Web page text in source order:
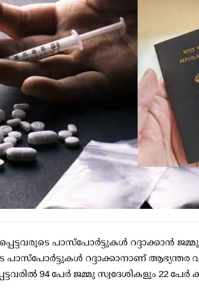
പാസ്പോര്‍ട്ടുകള്‍ റദ്ദാക്കാന്‍
പാസ്പോര്‍ട്ടുകള്‍ റദ്ദാക്കാനാണ്
94 പേര്‍ ജമ്മു സ്വദേശികളും 22 പേര്‍